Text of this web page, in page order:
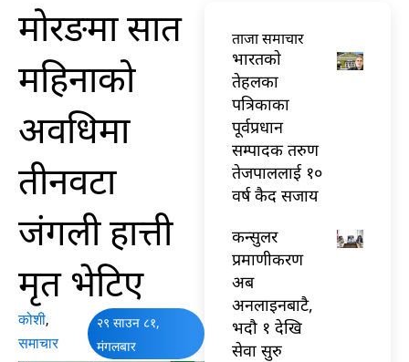
मोरङमा सात
महिनाको
अवधिमा
तीनवटा
जंगली हात्ती
मृत भेटिए
कोशी,
समाचार
२९ साउन ८१,
मंगलबार
ताजा समाचार
भारतकाे
तेहलका
पत्रिकाका
पूर्वप्रधान
सम्पादक तरुण
तेजपाललाई १०
वर्ष कैद सजाय
कन्सुलर
प्रमाणीकरण
अब
अनलाइनबाटै,
भदौ १ देखि
सेवा सुरु